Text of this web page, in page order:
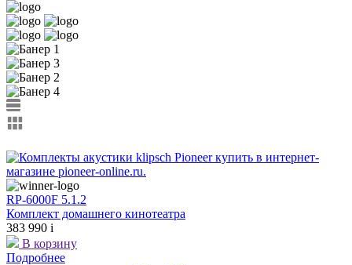
RP-6000F 5.1.2
Комплект домашнего кинотеатра
383 990 i
В корзину
Подробнее